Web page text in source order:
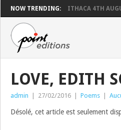
NOW TRENDING: ITHACA 4TH
LOVE, EDITH
admin 27/02/2016 Poems
Désolé, cet article est seulement